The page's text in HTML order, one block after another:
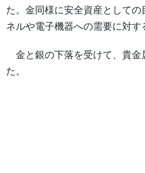
た。金同様に安全資産として
ネルや電子機器への需要に対す
金と銀の下落を受けて、貴金
た。